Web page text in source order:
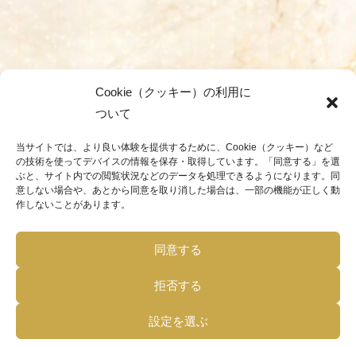
Cookie（クッキー）の利用に
ついて
当サイトでは、より良い体験を提供するために、Cookie（クッキー）など
の技術を使ってデバイスの情報を保存・取得しています。「同意する」を選
ぶと、サイト内での閲覧状況などのデータを処理できるようになります。同
意しない場合や、あとから同意を取り消した場合は、一部の機能が正しく動
作しないことがあります。
同意する
拒否する
設定を選ぶ